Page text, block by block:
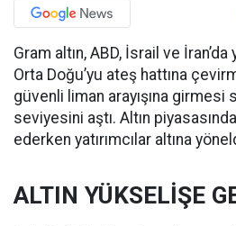
Gram altın, ABD, İsrail ve İran’da
Orta Doğu’yu ateş hattına
güvenli liman arayışına girmesi
seviyesini aştı. Altın
ederken yatırımcılar altına
ALTIN YÜKSELİŞE